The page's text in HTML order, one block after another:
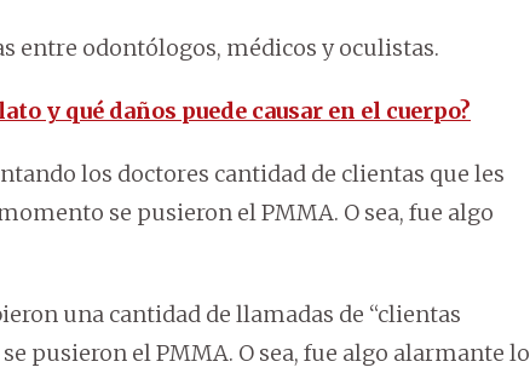
entre odontólogos, médicos y oculistas.
y qué daños puede causar en el cuerpo?
los doctores cantidad de clientas que les
se pusieron el PMMA. O sea, fue algo
una cantidad de llamadas de “clientas
pusieron el PMMA. O sea, fue algo alarmante lo